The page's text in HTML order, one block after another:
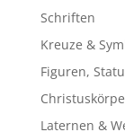
Schriften
Kreuze &
Figuren,
Laternen &